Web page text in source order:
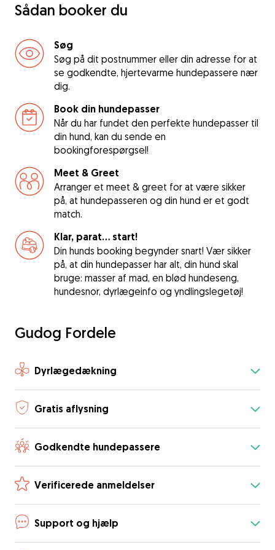
Sådan booker du
Søg
Søg på dit postnummer eller din adresse for at
se godkendte, hjertevarme hundepassere nær
dig.
Book din hundepasser
Når du har fundet den perfekte hundepasser til
din hund, kan du sende en
bookingforespørgsel!
Meet & Greet
Arranger et meet & greet for at være sikker
på, at hundepasseren og din hund er et godt
match.
Klar, parat... start!
Din hunds booking begynder snart! Vær sikker
på, at din hundepasser har alt, din hund skal
bruge: masser af mad, en blød hundeseng,
hundesnor, dyrlægeinfo og yndlingslegetøj!
Gudog Fordele
Dyrlægedækning
Gratis aflysning
Godkendte hundepassere
Verificerede anmeldelser
Support og hjælp